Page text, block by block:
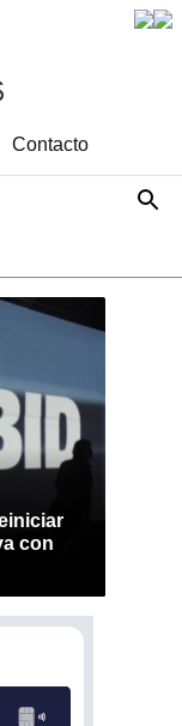
Contacto
con